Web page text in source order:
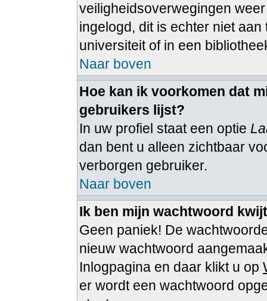
veiligheidsoverwegingen
ingelogd, dit is echter niet
universiteit of in een
Naar boven
Hoe kan ik voorkomen dat
gebruikers lijst?
In uw profiel staat een optie
dan bent u alleen zichtbaar
verborgen gebruiker.
Naar boven
Ik ben mijn wachtwoord
Geen paniek! De
nieuw wachtwoord
Inlogpagina en daar klikt u op
er wordt een wachtwoord